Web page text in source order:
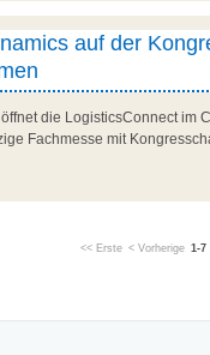
auf der
die LogisticsConnect im
Fachmesse mit
<< Erste < Vorherige 1-7